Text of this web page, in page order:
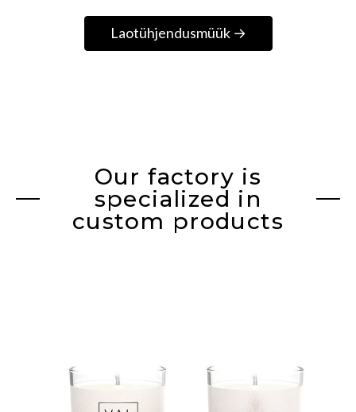
Laotühjendusmüük →
Our factory is
specialized in
custom products